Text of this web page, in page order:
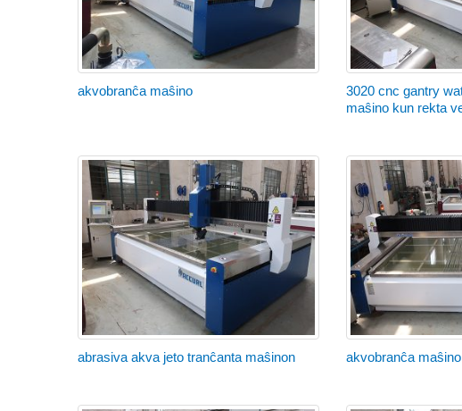
akvobranĉa maŝino
3020 cnc gantry
maŝino kun rekta
abrasiva akva jeto tranĉanta maŝinon akvobranĉa